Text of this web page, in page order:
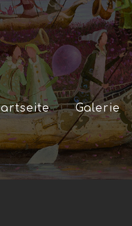
Galerie